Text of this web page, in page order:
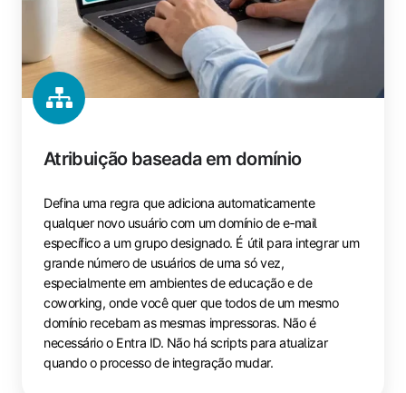
Atribuição baseada em domínio
Defina uma regra que adiciona automaticamente
qualquer novo usuário com um domínio de e‑mail
específico a um grupo designado. É útil para integrar um
grande número de usuários de uma só vez,
especialmente em ambientes de educação e de
coworking, onde você quer que todos de um mesmo
domínio recebam as mesmas impressoras. Não é
necessário o Entra ID. Não há scripts para atualizar
quando o processo de integração mudar.